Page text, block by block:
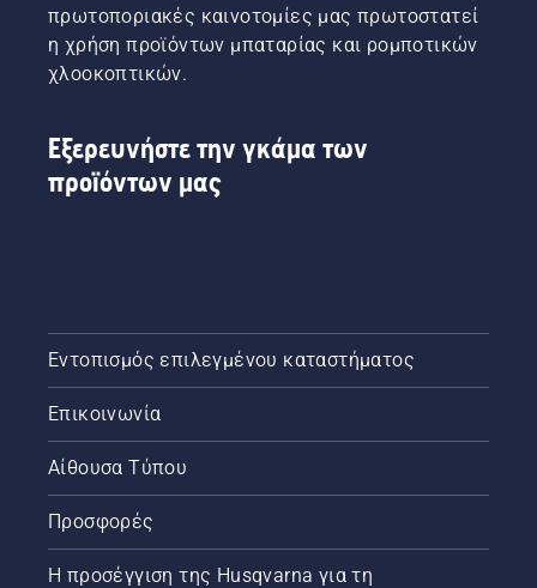
πρωτοποριακές καινοτομίες μας πρωτοστατεί
η χρήση προϊόντων μπαταρίας και ρομποτικών
χλοοκοπτικών.
Εξερευνήστε την γκάμα των
προϊόντων μας
Εντοπισμός επιλεγμένου καταστήματος
Επικοινωνία
Αίθουσα Τύπου
Προσφορές
Η προσέγγιση της Husqvarna για τη